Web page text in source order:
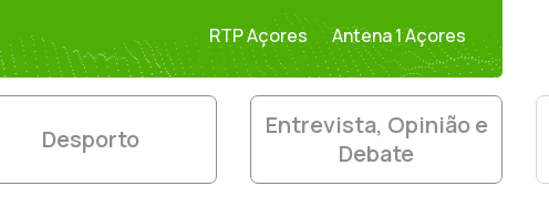
RTP Açores Antena 1 Açores
Desporto
Entrevista, Opinião e
Debate